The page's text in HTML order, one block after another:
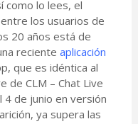
como lo lees, el
los usuarios de
20 años está de
reciente aplicación
que es idéntica al
de CLM – Chat Live
4 de junio en versión
ya supera las